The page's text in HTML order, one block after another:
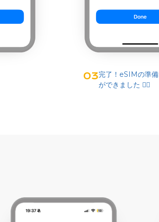
03完了！eSIMの準備
ができました 👌🏻